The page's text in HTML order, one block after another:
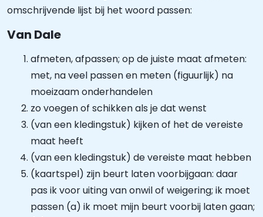
omschrijvende lijst bij het woord passen:
Van Dale
afmeten, afpassen; op de juiste maat afmeten:
met, na veel passen en meten (figuurlijk) na
moeizaam onderhandelen
zo voegen of schikken als je dat wenst
(van een kledingstuk) kijken of het de vereiste
maat heeft
(van een kledingstuk) de vereiste maat hebben
(kaartspel) zijn beurt laten voorbijgaan: daar
pas ik voor uiting van onwil of weigering; ik moet
passen (a) ik moet mijn beurt voorbij laten gaan;